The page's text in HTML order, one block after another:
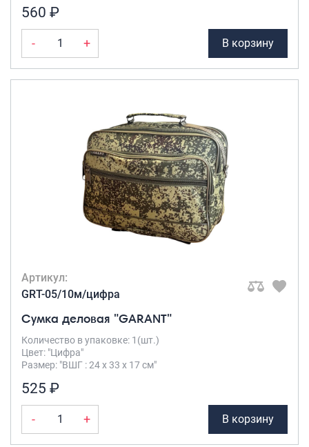
560 ₽
- + В корзину
Артикул:
GRT-05/10м/цифра
Сумка деловая "GARANT"
Количество в упаковке: 1(шт.)
Цвет: "Цифра"
Размер: "ВШГ : 24 х 33 х 17 см"
525 ₽
- + В корзину